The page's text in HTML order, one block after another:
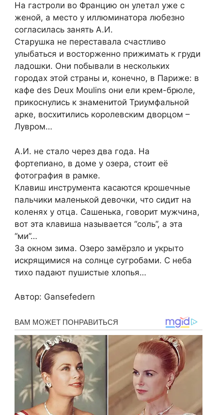
На гастроли во Францию он улетал уже с
женой, а место у иллюминатора любезно
согласилась занять А.И.
Старушка не переставала счастливо
улыбаться и восторженно прижимать к груди
ладошки. Они побывали в нескольких
городах этой страны и, конечно, в Париже: в
кафе des Deux Moulins они ели крем-брюле,
прикоснулись к знаменитой Триумфальной
арке, восхитились королевским дворцом –
Лувром…
А.И. не стало через два года. На
фортепиано, в доме у озера, стоит её
фотография в рамке.
Клавиш инструмента касаются крошечные
пальчики маленькой девочки, что сидит на
коленях у отца. Сашенька, говорит мужчина,
вот эта клавиша называется “соль”, а эта
“ми”…
За окном зима. Озеро замёрзло и укрыто
искрящимися на солнце сугробами. С неба
тихо падают пушистые хлопья…
Автор: Gansefedern